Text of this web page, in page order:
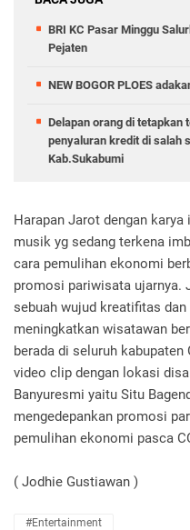
BRI KC Pasar Minggu
Pejaten
NEW BOGOR PLOES
Delapan orang di
penyaluran kredit di salah
Kab.Sukabumi
Harapan Jarot dengan
musik yg sedang terkena
cara pemulihan ekonomi
promosi pariwisata ujarnya.
sebuah wujud kreatifitas
meningkatkan wisatawan
berada di seluruh
video clip dengan lokasi
Banyuresmi yaitu Situ
mengedepankan promosi
pemulihan ekonomi pasca
( Jodhie Gustiawan )
#Entertainment